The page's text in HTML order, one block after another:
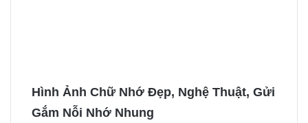
Hình Ảnh Chữ Nhớ Đẹp, Nghệ Thuật, Gửi
Gắm Nỗi Nhớ Nhung